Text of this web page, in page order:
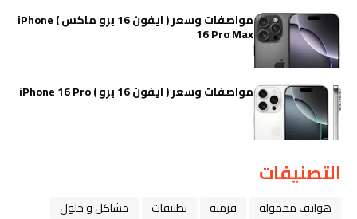
مواصفات وسعر ( ايفون 16 برو ماكس ) iPhone
16 Pro Max
مواصفات وسعر ( ايفون 16 برو ) iPhone 16 Pro
التصنيفات
هواتف محمولة فرمتة تطبيقات
مشاكل و حلول